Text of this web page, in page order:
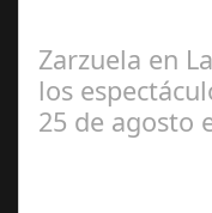
Zarzuela en
los
25 de agosto